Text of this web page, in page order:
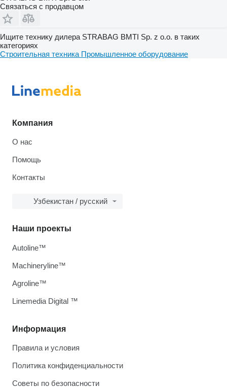
Связаться с продавцом
Ищите технику дилера STRABAG BMTI Sp. z o.o. в таких
категориях
Строительная техника Промышленное оборудование
Компания
О нас
Помощь
Контакты
Узбекистан / русский
Информация
Правила и условия
Политика конфиденциальности
Советы по безопасности
Наши проекты
Autoline™
Machineryline™
Agroline™
Linemedia Digital ™